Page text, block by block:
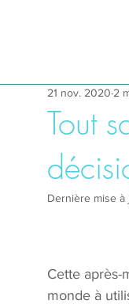
Tout
21 nov. 2020 2
Dernière mise à
Cette après-
monde à